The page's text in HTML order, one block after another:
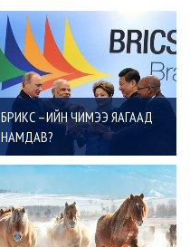
БРИКС –ИЙН ЧИМЭЭ ЯАГААД
НАМДАВ?